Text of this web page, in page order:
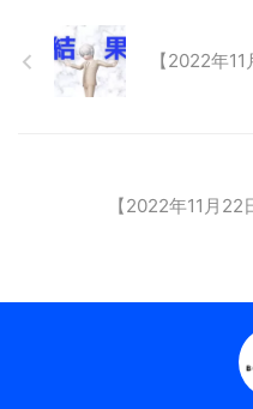
【2022年
【2022年11月